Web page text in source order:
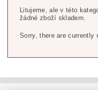
Litujeme, ale v této
žádné zboží skladem.
Sorry, there are